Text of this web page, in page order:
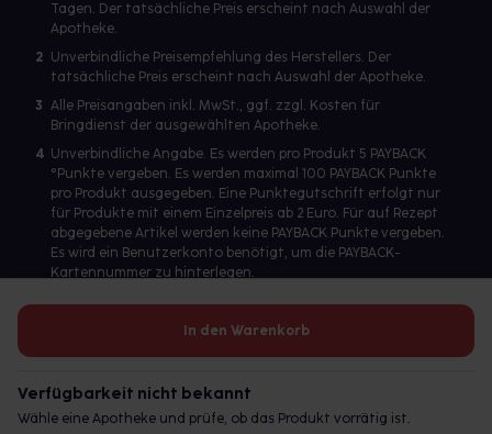
In den Warenkorb
Verfügbarkeit nicht bekannt
Wähle eine Apotheke und prüfe, ob das Produkt vorrätig ist.
Tagen. Der tatsächliche Preis erscheint nach Auswahl der
Apotheke.
2 Unverbindliche Preisempfehlung des Herstellers. Der
tatsächliche Preis erscheint nach Auswahl der Apotheke.
3 Alle Preisangaben inkl. MwSt., ggf. zzgl. Kosten für
Bringdienst der ausgewählten Apotheke.
4 Unverbindliche Angabe. Es werden pro Produkt 5 PAYBACK
°Punkte vergeben. Es werden maximal 100 PAYBACK Punkte
pro Produkt ausgegeben. Eine Punktegutschrift erfolgt nur
für Produkte mit einem Einzelpreis ab 2 Euro. Für auf Rezept
abgegebene Artikel werden keine PAYBACK Punkte vergeben.
Es wird ein Benutzerkonto benötigt, um die PAYBACK-
Kartennummer zu hinterlegen.
Betreiber des Portals und verantwortlich: gesund.de GmbH &
© 2026 gesund.de GmbH & Co. KG